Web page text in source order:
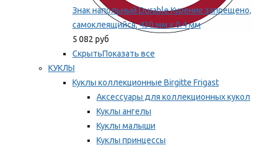
Знак напольный Durable Курение запрещено,
самоклеящийся, 430 мм х 0.4 мм
5 082 руб
СкрытьПоказать все
КУКЛЫ
Куклы коллекционные Birgitte Frigast
Аксессуары для коллекционных кукол
Куклы ангелы
Куклы малыши
Куклы принцессы